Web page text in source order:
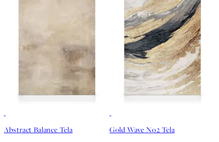
Abstract Balance Tela Gold Wave No2 Tela